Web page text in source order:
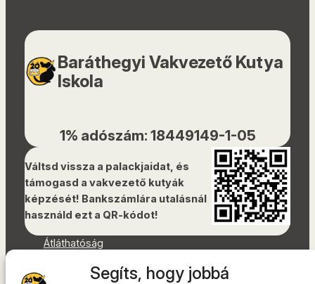
Segíts, hogy jobbá
Baráthegyi Vakvezető Kutya
Iskola
1% adószám: 18449149-1-05
Váltsd vissza a palackjaidat, és
támogasd a vakvezető kutyák
képzését! Bankszámlára utalásnál
használd ezt a QR-kódot!
Átláthatóság
Akadálymentességi nyilatkozat